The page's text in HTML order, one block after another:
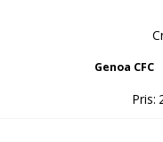
Genoa CFC
Pris: